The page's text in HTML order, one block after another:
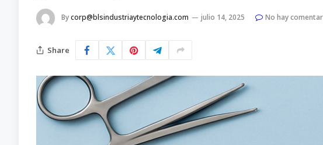
Bycorp@blsindustriaytecnologia.com julio 14, 2025 No hay
Share